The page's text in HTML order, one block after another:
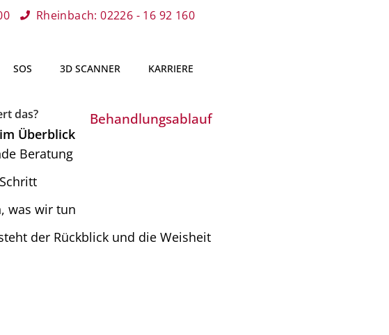
Rheinbach: 02226 - 16 92 160
SOS 3D SCANNER KARRIERE
das? Behandlungsablauf
Überblick
Beratung
was wir tun
der Rückblick und die Weisheit